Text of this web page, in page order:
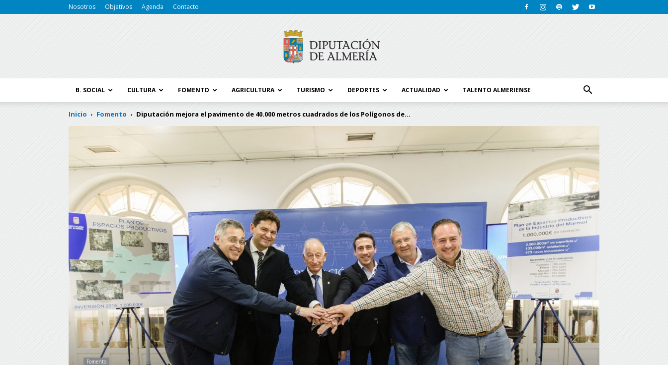
Nosotros Objetivos Agenda Contacto
Diputación
de
Almería
B. SOCIAL CULTURA FOMENTO AGRICULTURA TURISMO DEPORTES ACTUALIDAD TALENTO ALMERIENSE
Inicio Fomento Diputación mejora el pavimento de 40.000 metros cuadrados de los Polígonos de...
Fomento